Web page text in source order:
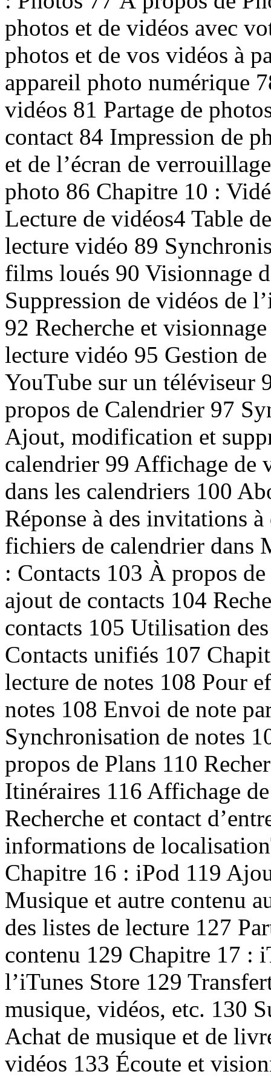
photos et de vidéos avec
photos et de vos vidéos à
appareil photo numérique
vidéos 81 Partage de
contact 84 Impression de
et de l’écran de
photo 86 Chapitre 10 :
Lecture de vidéos4 Table
lecture vidéo 89
films loués 90 Visionnage
Suppression de vidéos de
92 Recherche et
lecture vidéo 95 Gestion
YouTube sur un téléviseur
propos de Calendrier 97
Ajout, modification et
calendrier 99 Affichage de
dans les calendriers 100
Réponse à des invitations
fichiers de calendrier dans
: Contacts 103 À propos
ajout de contacts 104
contacts 105 Utilisation
Contacts unifiés 107
lecture de notes 108 Pour
notes 108 Envoi de note
Synchronisation de notes
propos de Plans 110
Itinéraires 116 Affichage
Recherche et contact
informations de
Chapitre 16 : iPod 119
Musique et autre contenu
des listes de lecture 127
contenu 129 Chapitre 17 :
l’iTunes Store 129
musique, vidéos, etc. 130
Achat de musique et de
vidéos 133 Écoute et